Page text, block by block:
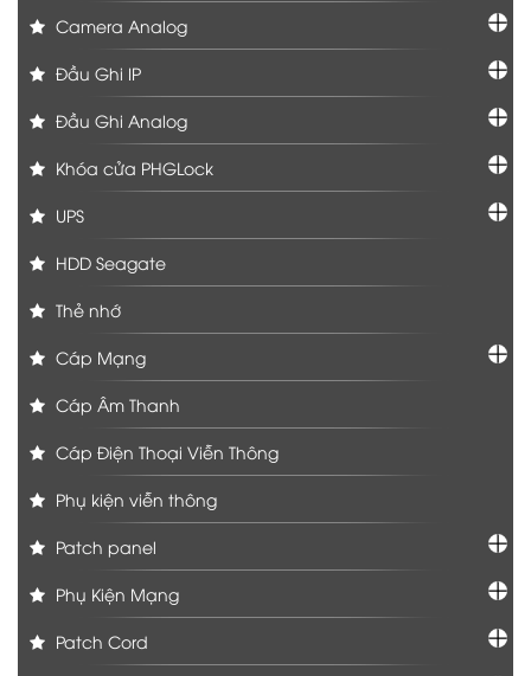
Camera Analog
Đầu Ghi IP
Đầu Ghi Analog
Khóa cửa PHGLock
UPS
HDD Seagate
Thẻ nhớ
Cáp Mạng
Cáp Âm Thanh
Cáp Điện Thoại Viễn Thông
Phụ kiện viễn thông
Patch panel
Phụ Kiện Mạng
Patch Cord